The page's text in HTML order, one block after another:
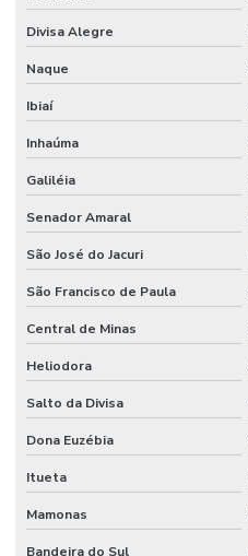
Divisa Alegre
Naque
Ibiaí
Inhaúma
Galiléia
Senador Amaral
São José do Jacuri
São Francisco de Paula
Central de Minas
Heliodora
Salto da Divisa
Dona Euzébia
Itueta
Mamonas
Bandeira do Sul